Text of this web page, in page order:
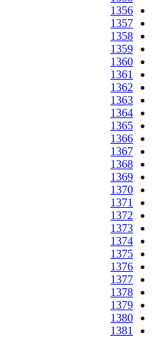
1356
1357
1358
1359
1360
1361
1362
1363
1364
1365
1366
1367
1368
1369
1370
1371
1372
1373
1374
1375
1376
1377
1378
1379
1380
1381